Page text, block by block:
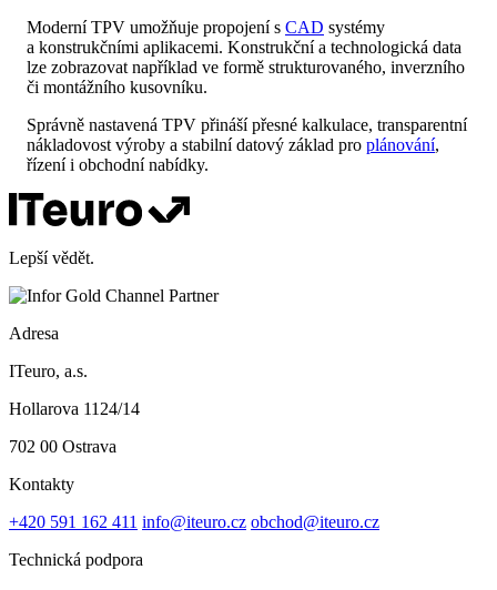
Moderní TPV umožňuje propojení s CAD systémy
a konstrukčními aplikacemi. Konstrukční a technologická data
lze zobrazovat například ve formě strukturovaného, inverzního
či montážního kusovníku.
Správně nastavená TPV přináší přesné kalkulace, transparentní
nákladovost výroby a stabilní datový základ pro plánování,
řízení i obchodní nabídky.
Lepší vědět.
Adresa
ITeuro, a.s.
Hollarova 1124/14
702 00 Ostrava
Kontakty
+420 591 162 411 info@iteuro.cz obchod@iteuro.cz
Technická podpora